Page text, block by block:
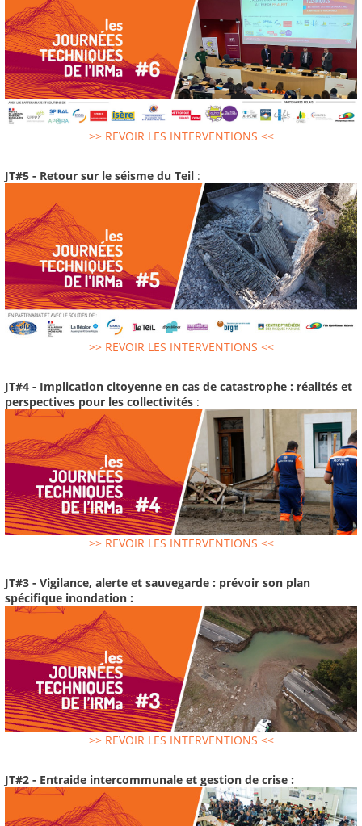
>> REVOIR LES INTERVENTIONS <<
JT#5 - Retour sur le séisme du Teil :
>> REVOIR LES INTERVENTIONS <<
JT#4 - Implication citoyenne en cas de catastrophe : réalités et
perspectives pour les collectivités :
>> REVOIR LES INTERVENTIONS <<
JT#3 - Vigilance, alerte et sauvegarde : prévoir son plan
spécifique inondation :
>> REVOIR LES INTERVENTIONS <<
JT#2 - Entraide intercommunale et gestion de crise :